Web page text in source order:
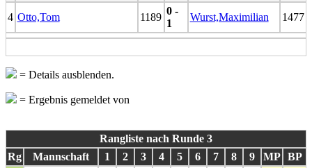
4 Otto,Tom 1189
0 -
1
Wurst,Maximilian 1477
= Details ausblenden.
= Ergebnis gemeldet von
Rangliste nach Runde 3
Rg
Mannschaft 1 2 3 4 5 6 7 8 9 MP BP